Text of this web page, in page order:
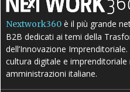
Nextwork360 è il più grande
B2B dedicati ai temi della
dell’Innovazione
cultura digitale e imprenditoriale
amministrazioni italiane.